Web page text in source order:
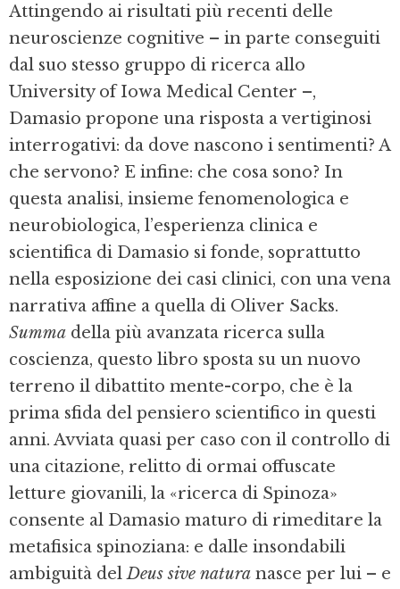
Attingendo ai risultati più recenti delle
neuroscienze cognitive – in parte conseguiti
dal suo stesso gruppo di ricerca allo
University of Iowa Medical Center –,
Damasio propone una risposta a vertiginosi
interrogativi: da dove nascono i sentimenti? A
che servono? E infine: che cosa sono? In
questa analisi, insieme fenomenologica e
neurobiologica, l’esperienza clinica e
scientifica di Damasio si fonde, soprattutto
nella esposizione dei casi clinici, con una vena
narrativa affine a quella di Oliver Sacks.
Summa della più avanzata ricerca sulla
coscienza, questo libro sposta su un nuovo
terreno il dibattito mente-corpo, che è la
prima sfida del pensiero scientifico in questi
anni. Avviata quasi per caso con il controllo di
una citazione, relitto di ormai offuscate
letture giovanili, la «ricerca di Spinoza»
consente al Damasio maturo di rimeditare la
metafisica spinoziana: e dalle insondabili
ambiguità delDeus sive natura nasce per lui – e